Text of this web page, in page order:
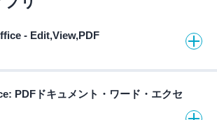
- Edit,View,PDF
PDFドキュメント・ワード・エクセ